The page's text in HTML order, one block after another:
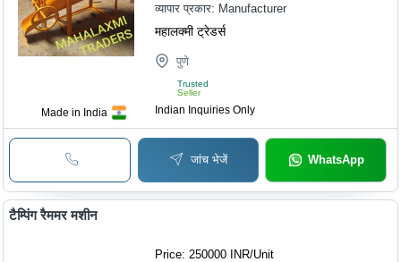
Made in India
व्यापार प्रकार: Manufacturer
महालक्मी ट्रेडर्स
पुणे
Trusted
Seller
Indian Inquiries Only
जांच भेजें WhatsApp
टैम्पिंग रैममर मशीन
Price: 250000 INR/Unit